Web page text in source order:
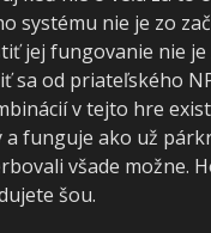
systému nie je zo
jej fungovanie nie je
sa od priateľského
v tejto hre
funguje ako už
všade možne.
šou.